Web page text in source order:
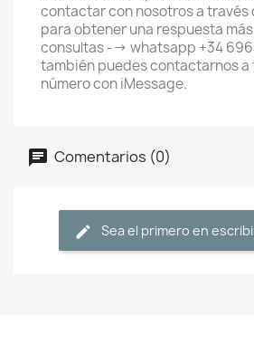
contactar con nosotros a través
para obtener una respuesta
consultas --> whatsapp +34
también puedes contactarnos a
número con iMessage.
Comentarios (0)
Sea el primero en